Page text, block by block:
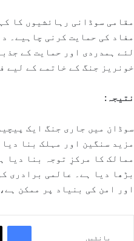
مقامی سوڈانی رہائشیوں کا
مفاد کی حمایت کرنی چاہیے۔
لئے ہمدردی اور حمایت کے
خونریز جنگ کے خاتمے کے لیے
نتیجہ:
سوڈان میں جاری جنگ ایک
مزید سنگین اور مہلک بنا
ممالک کا مرکزِ توجہ بنا دیا
بڑھا دیا ہے۔ عالمی برادری
اور امن کی بنیاد پر ممکن
بانٹیں